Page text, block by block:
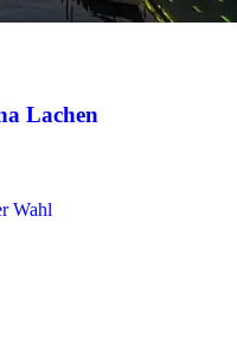
Lachen
Wahl